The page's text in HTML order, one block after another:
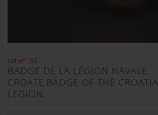
Lot n° : 52
BADGE DE LA LÉGION NAVALE
CROATE.BADGE OF THE
LEGION.